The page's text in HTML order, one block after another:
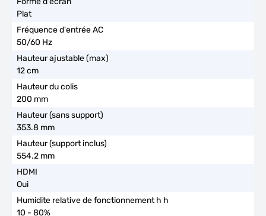
Plat
50/60 Hz
12 cm
200 mm
353.8 mm
554.2 mm
Oui
10 - 80%